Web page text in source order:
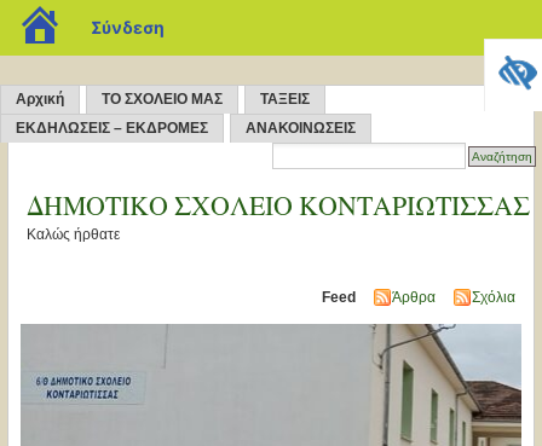
Αρχική ΤΟ ΣΧΟΛΕΙΟ ΜΑΣ
ΤΑΞΕΙΣ
ΕΚΔΗΛΩΣΕΙΣ – ΕΚΔΡΟΜΕΣ
ΑΝΑΚΟΙΝΩΣΕΙΣ
ΔΗΜΟΤΙΚΟ ΣΧΟΛΕΙΟ ΚΟΝΤΑΡΙΩΤΙΣΣΑΣ
Καλώς ήρθατε
Feed Άρθρα Σχόλια
blogs.sch.gr
Σύνδεση